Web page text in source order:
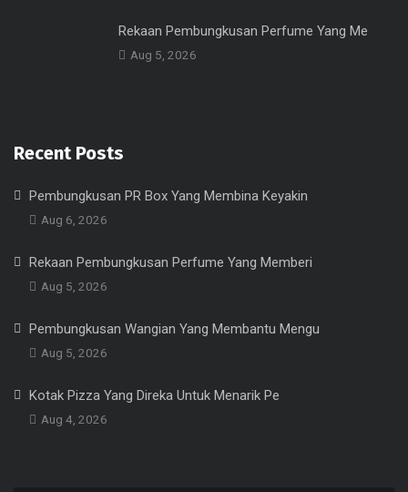
Rekaan Pembungkusan Perfume Yang Me
Aug 5, 2026
Recent Posts
Pembungkusan PR Box Yang Membina Keyakin
Aug 6, 2026
Rekaan Pembungkusan Perfume Yang Memberi
Aug 5, 2026
Pembungkusan Wangian Yang Membantu Mengu
Aug 5, 2026
Kotak Pizza Yang Direka Untuk Menarik Pe
Aug 4, 2026